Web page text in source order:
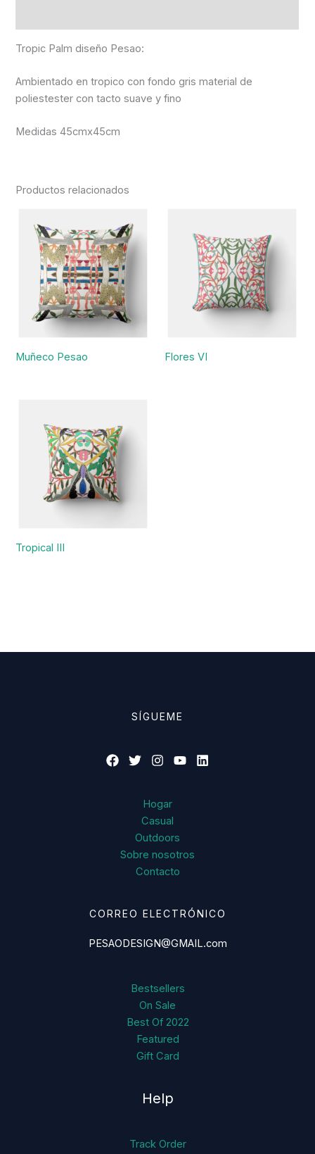
Tropic Palm diseño Pesao:
Ambientado en tropico con fondo gris material de
poliestester con tacto suave y fino
Medidas 45cmx45cm
Productos relacionados
Muñeco Pesao Flores VI
Tropical III
SÍGUEME
Hogar
Casual
Outdoors
Sobre nosotros
Contacto
CORREO ELECTRÓNICO
PESAODESIGN@GMAIL.com
Bestsellers
On Sale
Best Of 2022
Featured
Gift Card
Help
Track Order